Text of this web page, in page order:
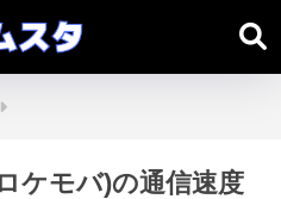
ケモバ)の通信速度